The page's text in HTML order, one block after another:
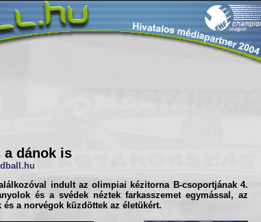
a dánok is
indult az olimpiai kézitorna B-csoportjának4.
és a svédek néztek farkasszemet egymással, az
a norvégok küzdöttek az életükért.